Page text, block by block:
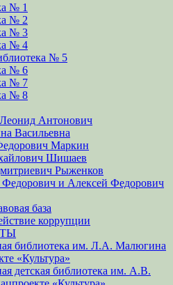
№ 1
№ 2
№ 3
№ 4
№ 5
№ 6
№ 7
№ 8
Антонович
Васильевна
Маркин
Шишаев
Рыженков
и Алексей Федорович
база
коррупции
библиотека им. Л.А. Малюгина
«Культура»
детская библиотека им. А.В.